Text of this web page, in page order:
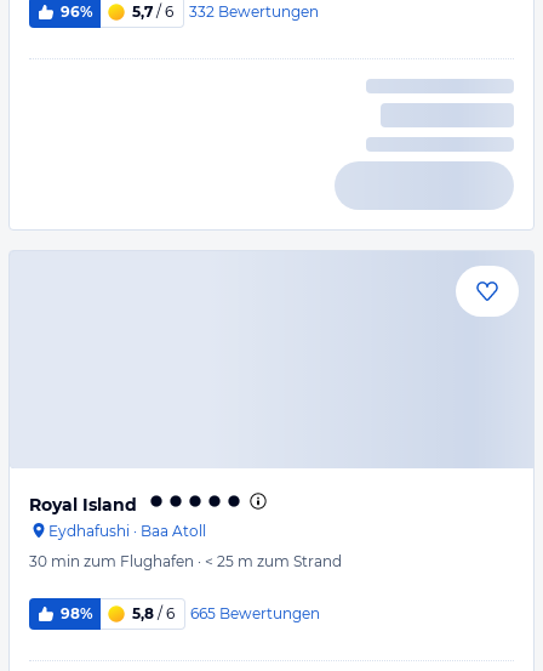
96% 5,7 / 6 332 Bewertungen
Royal Island
Eydhafushi · Baa Atoll
30 min zum Flughafen · < 25 m zum Strand
98% 5,8 / 6 665 Bewertungen